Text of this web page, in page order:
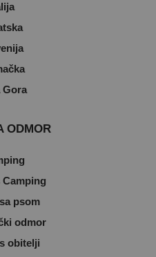
Gora
ODMOR
Camping
psom
odmor
obitelji